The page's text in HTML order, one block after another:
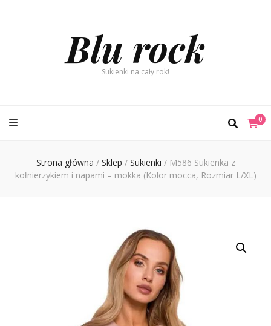
Blu rock
Sukienki na cały rok!
0
Strona główna / Sklep / Sukienki / M586 Sukienka z
kołnierzykiem i napami – mokka (Kolor mocca, Rozmiar L/XL)